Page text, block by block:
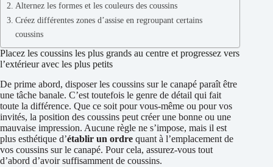
Alternez les formes et les couleurs des coussins
Créez différentes zones d’assise en regroupant certains
coussins
Placez les coussins les plus grands au centre et progressez vers
l’extérieur avec les plus petits
De prime abord, disposer les coussins sur le canapé paraît être
une tâche banale. C’est toutefois le genre de détail qui fait
toute la différence. Que ce soit pour vous-même ou pour vos
invités, la position des coussins peut créer une bonne ou une
mauvaise impression. Aucune règle ne s’impose, mais il est
plus esthétique d’établir un ordre quant à l’emplacement de
vos coussins sur le canapé. Pour cela, assurez-vous tout
d’abord d’avoir suffisamment de coussins.